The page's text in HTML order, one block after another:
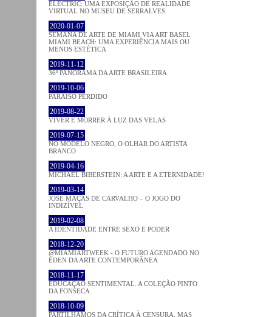
ELECTRIC: UMA EXPOSIÇÃO DE REALIDADE
VIRTUAL NO MUSEU DE SERRALVES
2020-01-07
SEMANA DE ARTE DE MIAMI VIA ART BASEL
MIAMI BEACH: UMA EXPERIÊNCIA MAIS OU
MENOS ESTÉTICA
2019-11-12
36º PANORAMA DA ARTE BRASILEIRA
2019-10-06
PARAÍSO PERDIDO
2019-08-22
VIVER E MORRER À LUZ DAS VELAS
2019-07-15
NO MODELO NEGRO, O OLHAR DO ARTISTA
BRANCO
2019-04-16
MICHAEL BIBERSTEIN: A ARTE E A ETERNIDADE!
2019-03-14
JOSÉ MAÇÃS DE CARVALHO – O JOGO DO
INDIZÍVEL
2019-02-08
A IDENTIDADE ENTRE SEXO E PODER
2018-12-20
@MIAMIARTWEEK - O FUTURO AGENDADO NO
ÉDEN DA ARTE CONTEMPORÂNEA
2018-11-17
EDUCAÇÃO SENTIMENTAL. A COLEÇÃO PINTO
DA FONSECA
2018-10-09
PARTILHAMOS DA CRÍTICA À CENSURA, MAS